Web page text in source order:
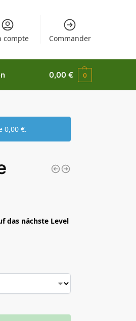
compte Commander
0,00€ 0
0,00€.
das nächste Level